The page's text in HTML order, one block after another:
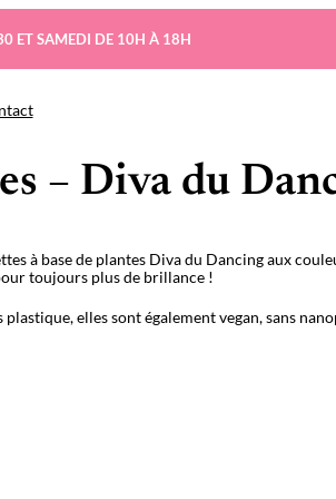
ET SAMEDI DE 10H À 18H
– Diva du
à base de plantes Diva du Dancing aux
toujours plus de brillance !
plastique, elles sont également vegan, sans